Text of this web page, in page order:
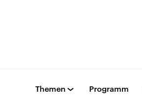
Themen Programm